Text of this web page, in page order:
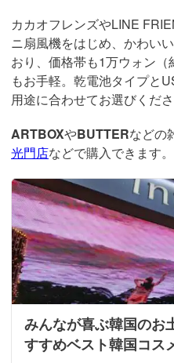
カカオフレンズやLINE
ニ扇風機をはじめ、かわい
おり、価格帯も1万ウォン
もお手軽。乾電池タイプと
用途に合わせてお選びくださ
ARTBOXやBUTTERなどの
光門店などで購入できます。
みんなが喜ぶ韓国のお
すすめベスト韓国コス